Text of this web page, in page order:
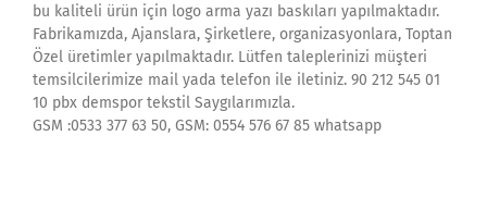
bu kaliteli ürün için logo arma yazı baskıları yapılmaktadır.
Fabrikamızda, Ajanslara, Şirketlere, organizasyonlara, Toptan
Özel üretimler yapılmaktadır. Lütfen taleplerinizi müşteri
temsilcilerimize mail yada telefon ile iletiniz. 90 212 545 01
10 pbx demspor tekstil Saygılarımızla.
GSM :0533 377 63 50, GSM: 0554 576 67 85 whatsapp